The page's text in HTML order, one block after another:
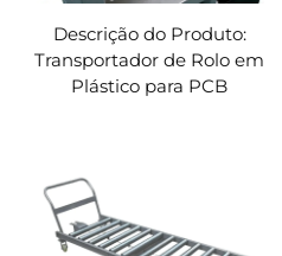
Descrição do Produto:
Transportador de Rolo em
Plástico para PCB